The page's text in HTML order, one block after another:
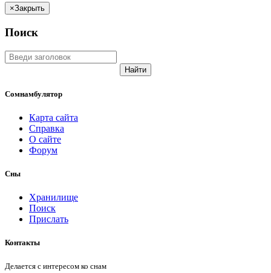
×Закрыть
Поиск
Найти
Сомнамбулятор
Карта сайта
Справка
О сайте
Форум
Сны
Хранилище
Поиск
Прислать
Контакты
Делается с интересом ко снам